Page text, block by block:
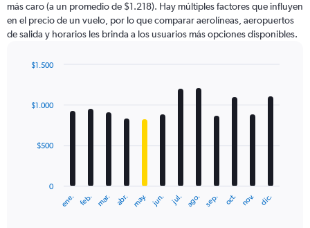
has
1
Y
displaying
más caro (a un promedio de $1.218). Hay múltiples factores que influyen
en el precio de un vuelo, por lo que comparar aerolíneas, aeropuertos
de salida y horarios les brinda a los usuarios más opciones disponibles.
with
12
The
ene. feb. mar. abr. may. jun. jul. ago. sep. oct. nov. dic.
0
$500
$1.000
$1.500